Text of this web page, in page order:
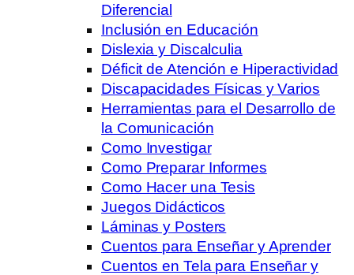
Diferencial
Inclusión en Educación
Dislexia y Discalculia
Déficit de Atención e Hiperactividad
Discapacidades Físicas y Varios
Herramientas para el Desarrollo de
la Comunicación
Como Investigar
Como Preparar Informes
Como Hacer una Tesis
Juegos Didácticos
Láminas y Posters
Cuentos para Enseñar y Aprender
Cuentos en Tela para Enseñar y